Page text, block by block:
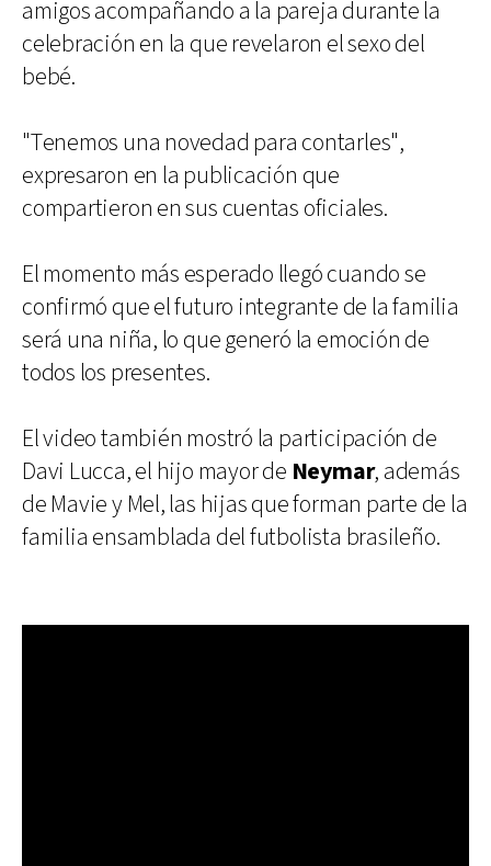
amigos acompañando a la pareja durante la
celebración en la que revelaron el sexo del
bebé.
"Tenemos una novedad para contarles",
expresaron en la publicación que
compartieron en sus cuentas oficiales.
El momento más esperado llegó cuando se
confirmó que el futuro integrante de la familia
será una niña, lo que generó la emoción de
todos los presentes.
El video también mostró la participación de
Davi Lucca, el hijo mayor de Neymar, además
de Mavie y Mel, las hijas que forman parte de la
familia ensamblada del futbolista brasileño.